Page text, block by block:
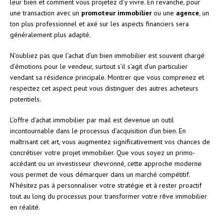
une transaction avec un promoteur immobilier ou une agence , un
ton plus professionnel et axé sur les aspects financiers sera
généralement plus adapté.
N’oubliez pas que l’achat d’un bien immobilier est souvent chargé
d’émotions pour le vendeur, surtout s’il s’agit d’un particulier
vendant sa résidence principale. Montrer que vous comprenez et
respectez cet aspect peut vous distinguer des autres acheteurs
potentiels.
L’offre d’achat immobilier par mail est devenue un outil
incontournable dans le processus d’acquisition d’un bien. En
maîtrisant cet art, vous augmentez significativement vos chances de
concrétiser votre projet immobilier. Que vous soyez un primo-
accédant ou un investisseur chevronné, cette approche moderne
vous permet de vous démarquer dans un marché compétitif.
N’hésitez pas à personnaliser votre stratégie et à rester proactif
tout au long du processus pour transformer votre rêve immobilier
en réalité.